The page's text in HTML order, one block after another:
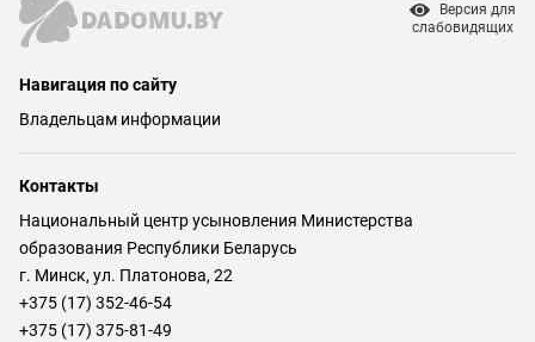
Версия для
слабовидящих
Навигация по сайту
Владельцам информации
Контакты
Национальный центр усыновления Министерства
образования Республики Беларусь
г. Минск, ул. Платонова, 22
+375 (17) 352-46-54
+375 (17) 375-81-49